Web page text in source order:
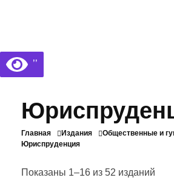
’’
Главная Издания
Общественные и
Юриспруденция
Показаны 1–16 из 52 изданий